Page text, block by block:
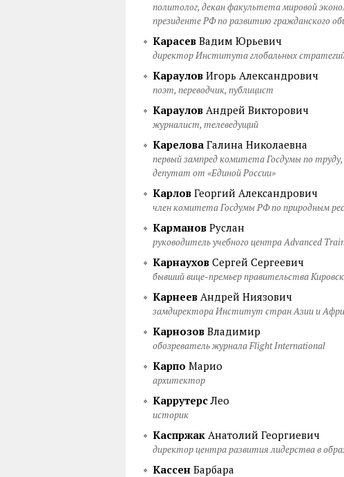
политолог, декан факультета мировой
президенте РФ по развитию гражданского
Карасев Вадим Юрьевич
директор Института глобальных
Караулов Игорь Александрович
поэт, переводчик, публицист
Караулов Андрей Викторович
журналист, телеведущий
Карелова Галина Николаевна
первый зампред комитета Госдумы по
депутат от «Единой России»
Карлов Георгий Александрович
член комитета Госдумы РФ по природным
Карманов Руслан
руководитель учебного центра Advanced
Карнаухов Сергей Сергеевич
бывший вице-премьер правительства
Карнеев Андрей Ниязович
замдиректора Институт стран Азии и
Карнозов Владимир
обозреватель журнала Flight International
Карпо Марио
архитектор
КаррутерсЛео
историк
Каспржак Анатолий Георгиевич
директор центра развития лидерства в
Кассен Барбара